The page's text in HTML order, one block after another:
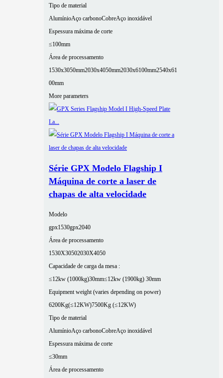
Tipo de material
AlumínioAço carbonoCobreAço inoxidável
Espessura máxima de corte
≤100mm
Área de processamento
1530x3050mm2030x4050mm2030x6100mm2540x61
00mm
More parameters
Série GPX Modelo Flagship I
Máquina de corte a laser de
chapas de alta velocidade
Modelo
gpx1530gpx2040
Área de processamento
1530X30502030X4050
Capacidade de carga da mesa :
≤12kw (1000kg)30mm≤12kw (1900kg) 30mm
Equipment weight (varies depending on power)
6200Kg(≤12KW)7500Kg (≤12KW)
Tipo de material
AlumínioAço carbonoCobreAço inoxidável
Espessura máxima de corte
≤30mm
Área de processamento